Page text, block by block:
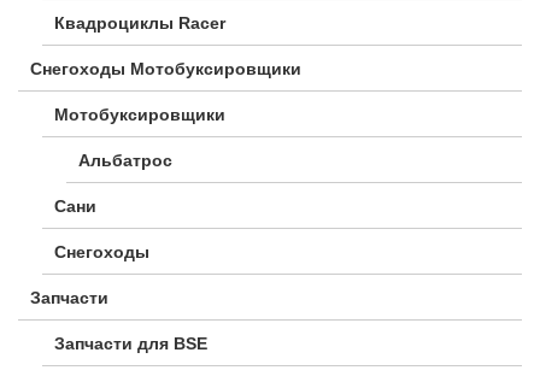
Квадроциклы Racer
Снегоходы Мотобуксировщики
Мотобуксировщики
Альбатрос
Сани
Снегоходы
Запчасти
Запчасти для BSE